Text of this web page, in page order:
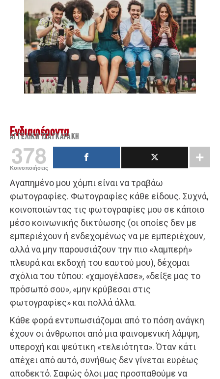
Ενδιαφέροντα
ΑΓΓΕΛΙΚΉ ΤΣΑΓΚΑΡΆΚΗ
378
Κοινοποιήσεις
Αγαπημένο μου χόμπι είναι να τραβάω
φωτογραφίες. Φωτογραφίες κάθε είδους. Συχνά,
κοινοποιώντας τις φωτογραφίες μου σε κάποιο
μέσο κοινωνικής δικτύωσης (οι οποίες δεν με
εμπεριέχουν ή ενδεχομένως να με εμπεριέχουν,
αλλά να μην παρουσιάζουν την πιο «λαμπερή»
πλευρά και εκδοχή του εαυτού μου), δέχομαι
σχόλια του τύπου: «χαμογέλασε», «δείξε μας το
πρόσωπό σου», «μην κρύβεσαι στις
φωτογραφίες» και πολλά άλλα.
Κάθε φορά εντυπωσιάζομαι από το πόση ανάγκη
έχουν οι άνθρωποι από μια φαινομενική λάμψη,
υπεροχή και ψεύτικη «τελειότητα». Όταν κάτι
απέχει από αυτό, συνήθως δεν γίνεται ευρέως
αποδεκτό. Σαφώς όλοι μας προσπαθούμε να